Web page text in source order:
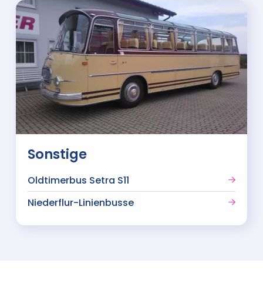
Sonstige
Oldtimerbus Setra S11
Niederflur-Linienbusse